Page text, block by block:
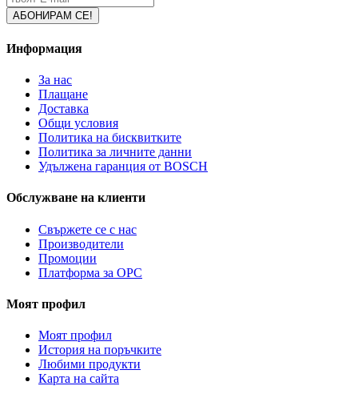
Информация
За нас
Плащане
Доставка
Общи условия
Политика на бисквитките
Политика за личните данни
Удължена гаранция от BOSCH
Обслужване на клиенти
Свържете се с нас
Производители
Промоции
Платформа за ОРС
Моят профил
Моят профил
История на поръчките
Любими продукти
Карта на сайта